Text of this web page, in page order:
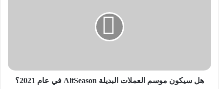
في حين أن الارتفاع قد يضر بمحافظ المتداولين، إلا أنه سيكون له
سبب الطلب على الاثيريوم
إن مغير اللعبة بالنسبة لعملة Ethereum الذي قد يبرر تحمل تكلفة
2021؟
هل سيكون موسم العملات البديلة AltSeason في عام 2021؟